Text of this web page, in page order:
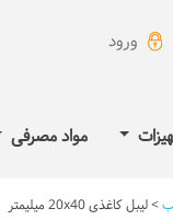
ورود
مواد مصرفی
>لیبل کاغذی 20x40 میلیمتر